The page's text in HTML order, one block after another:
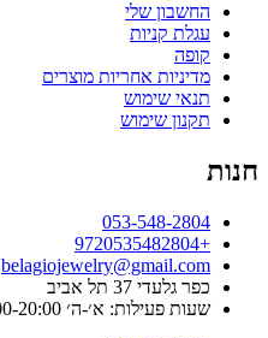
החשבון שלי
עגלת קניות
קופה
מדיניות אחריות מוצרים
תנאי שימוש
תקנון שימוש
חנות
053-548-2804
+9720535482804
belagiojewelry@gmail.com
כפר גלעדי 37 תל אביב
שעות פעילות: א׳-ה׳ 09:00-20:00 ו׳ וערבי חג 9:00-15:00